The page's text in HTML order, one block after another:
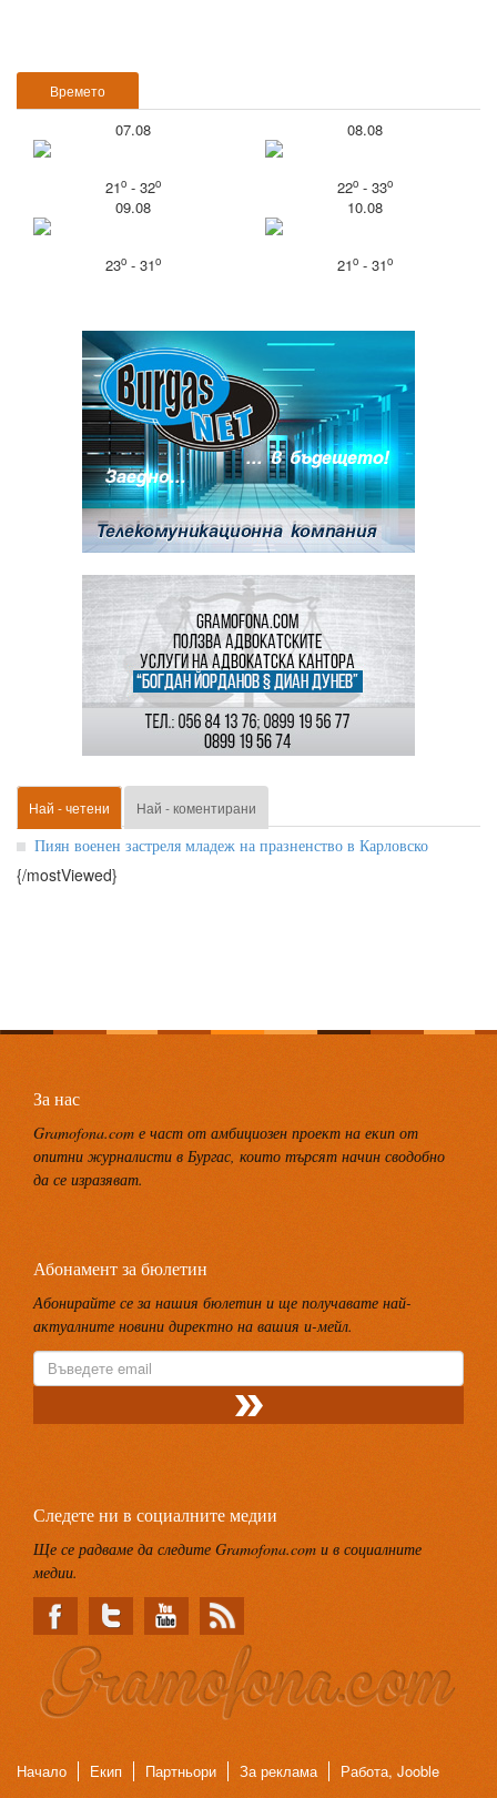
Времето
07.08
21o- 32o
08.08
22o- 33o
09.08
23o- 31o
10.08
21o- 31o
Най - четени Най - коментирани
Пиян военен застреля младеж на празненство в Карловско
{/mostViewed}
За нас
Gramofona.com е част от амбициозен проект на екип от
опитни журналисти в Бургас, които търсят начин сводобно
да се изразяват.
Абонамент за бюлетин
Абонирайте се за нашия бюлетин и ще получавате най-
актуалните новини директно на вашия и-мейл.
Следете ни в социалните медии
Ще се радваме да следите Gramofona.com и в социалните
медии.
Начало Екип Партньори За реклама Работа, Jooble